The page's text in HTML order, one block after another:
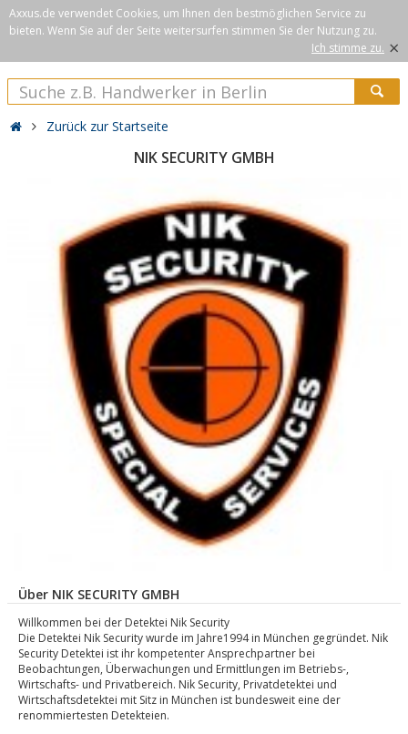
Axxus.de verwendet Cookies, um Ihnen den bestmöglichen Service zu
bieten. Wenn Sie auf der Seite weitersurfen stimmen Sie der Nutzung zu.
Ich stimme zu. ×
Zurück zur Startseite
NIK SECURITY GMBH
Über NIK SECURITY GMBH
Willkommen bei der Detektei Nik Security
Die Detektei Nik Security wurde im Jahre1994 in München gegründet. Nik
Security Detektei ist ihr kompetenter Ansprechpartner bei
Beobachtungen, Überwachungen und Ermittlungen im Betriebs-,
Wirtschafts- und Privatbereich. Nik Security, Privatdetektei und
Wirtschaftsdetektei mit Sitz in München ist bundesweit eine der
renommiertesten Detekteien.